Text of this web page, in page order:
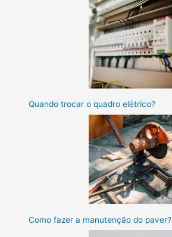
Quando trocar o quadro elétrico?
Como fazer a manutenção do paver?